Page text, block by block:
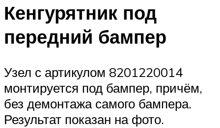
Кенгурятник под
передний бампер
Узел с артикулом 8201220014
монтируется под бампер, причём,
без демонтажа самого бампера.
Результат показан на фото.